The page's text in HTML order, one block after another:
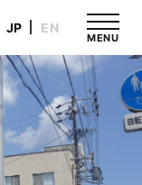
EN
JP
MENU